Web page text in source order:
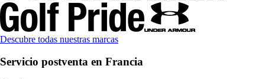
Descubre todas nuestras marcas
Servicio postventa en Francia